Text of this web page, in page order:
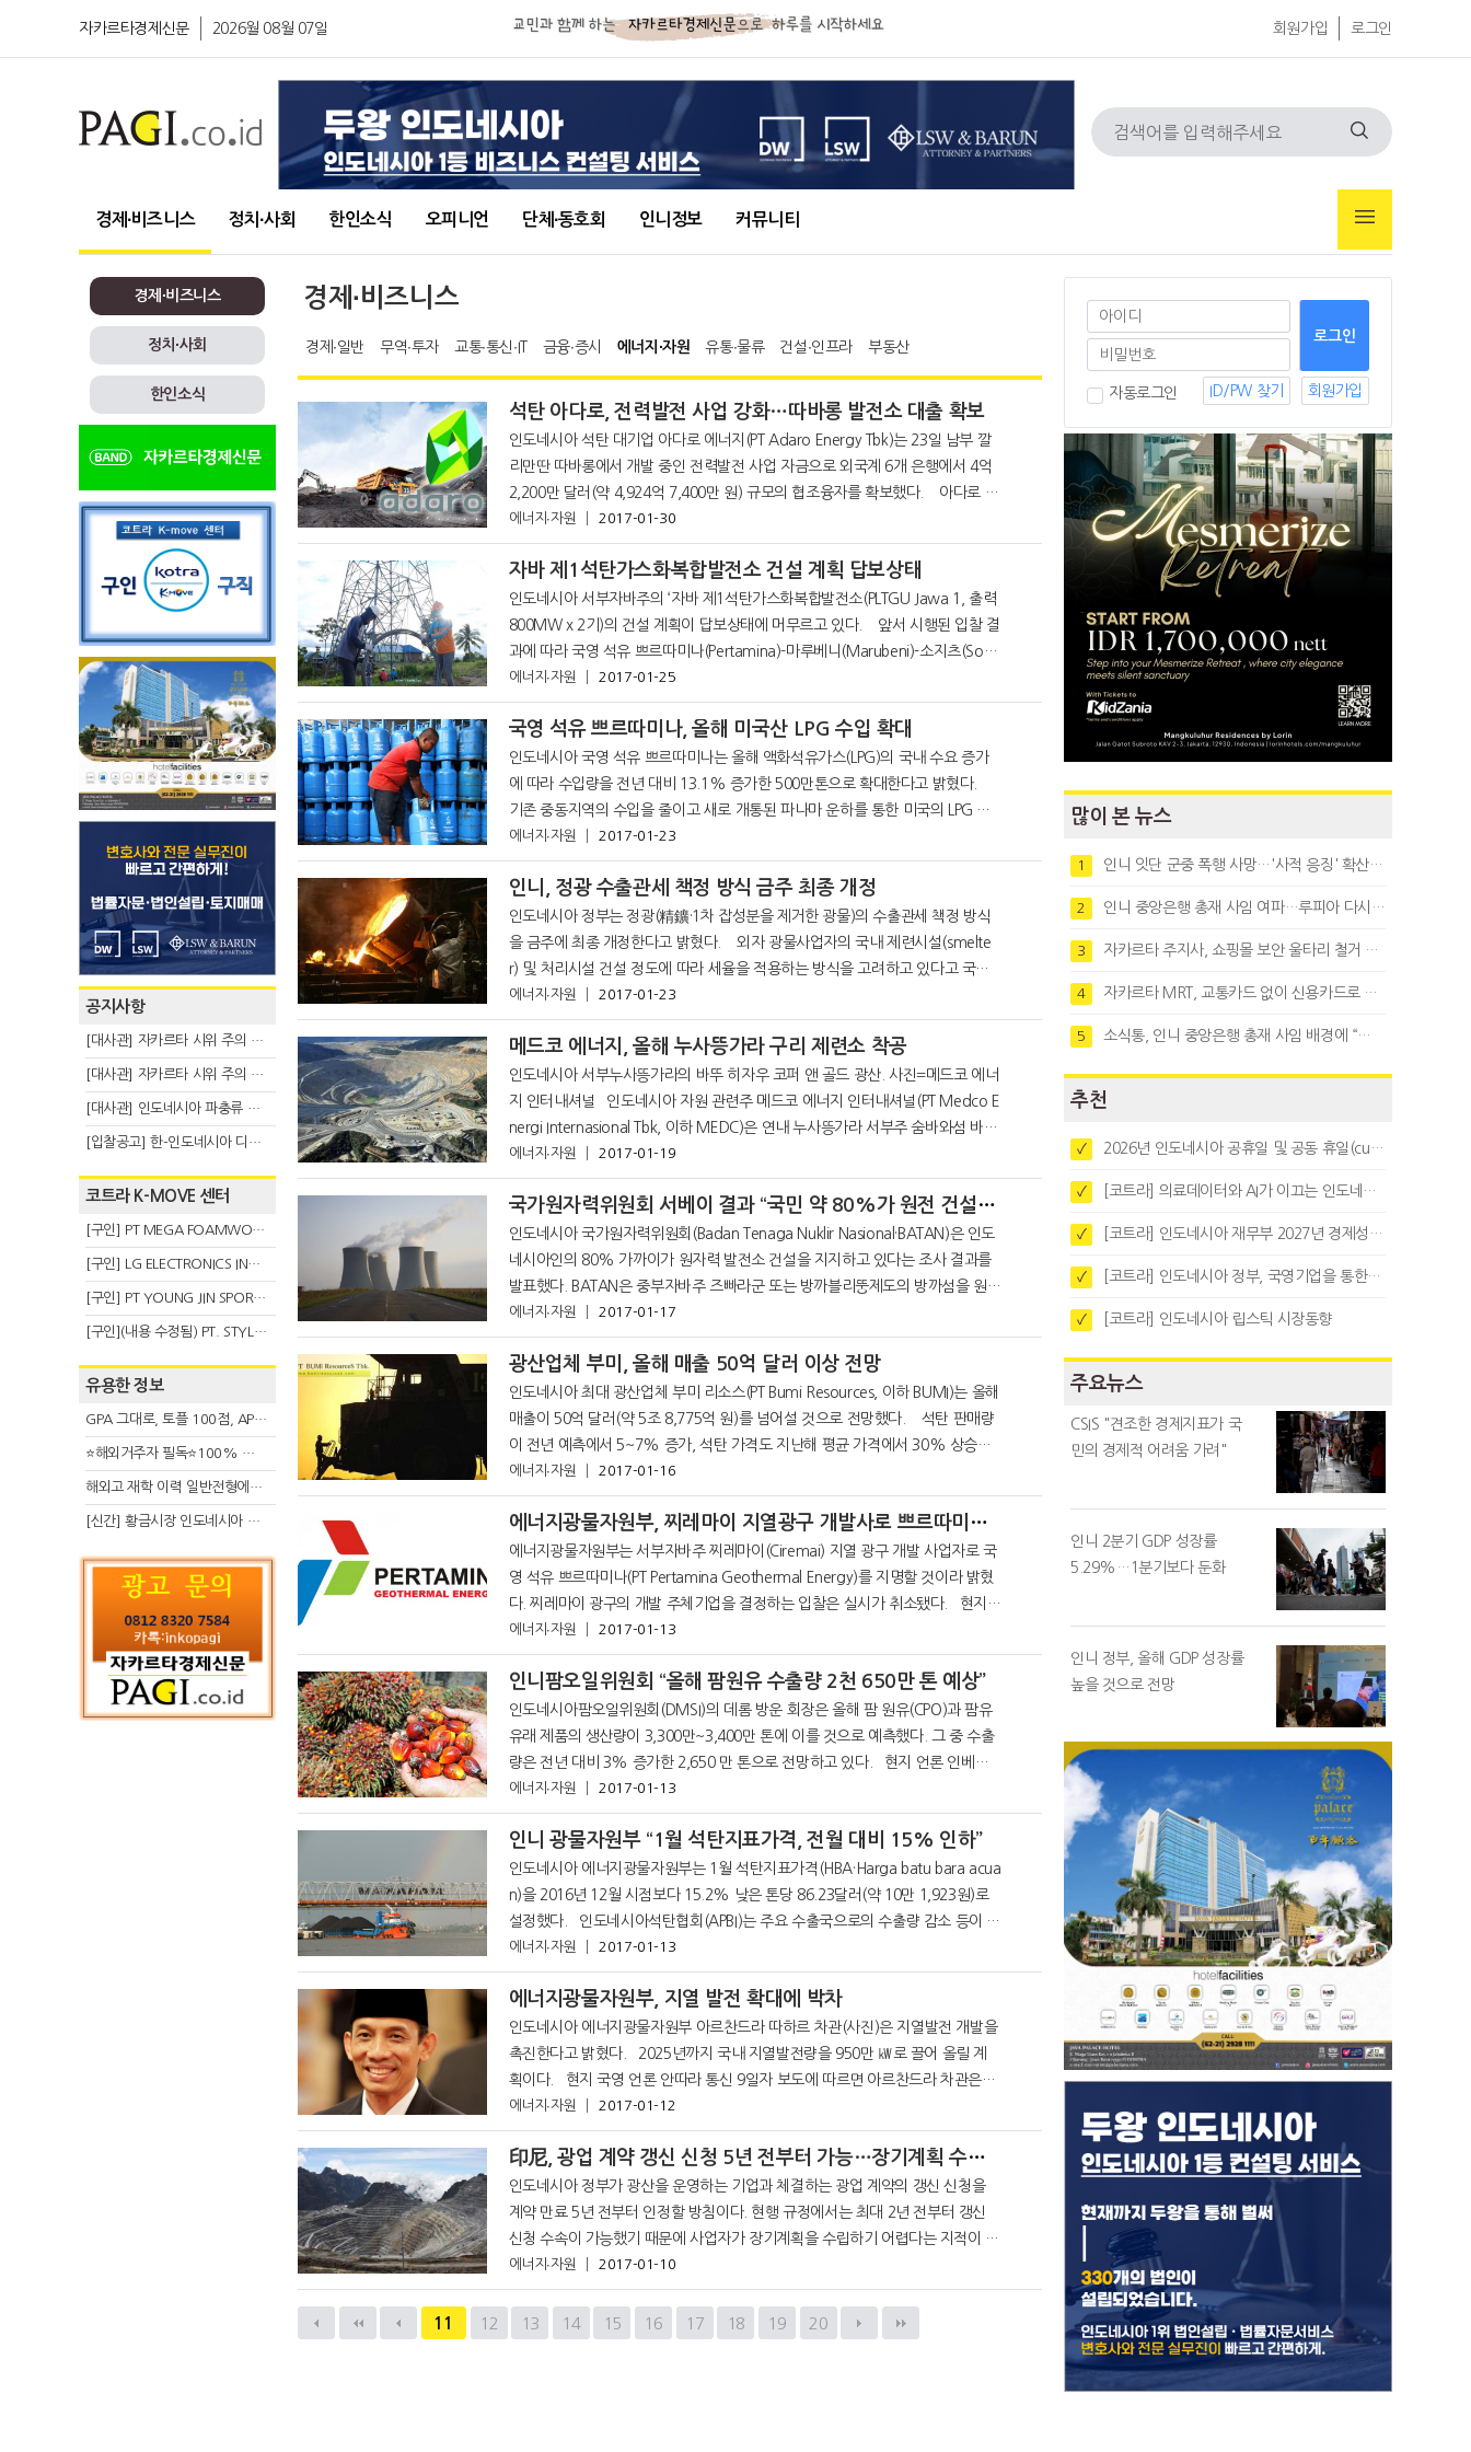
자카르타경제신문 2026월 08월 07일 회원가입 로그인
경제∙비즈니스 정치∙사회 한인소식 오피니언 단체∙동호회 인니정보 커뮤니티
경제∙비즈니스
정치∙사회
한인소식
공지사항
[대사관] 자카르타 시위 주의 안내(8.6)
[대사관] 자카르타 시위 주의 안내(8.3)
[대사관] 인도네시아 파충류 불법 반출 주의 (7.29)
[입찰공고] 한-인도네시아 디지털융복합 탈 전시회
코트라 K-MOVE 센터
[구인] PT MEGA FOAMWORKS INDONESIA
[구인] LG ELECTRONICS INDONESIA
[구인] PT YOUNG JIN SPORT INDONESIA
[구인](내용 수정됨) PT. STYLE KOREAN INDONESIA (스타일 코리안 인도네시아)
유용한 정보
GPA 그대로, 토플 100점, AP 막막 — 원인은 하나입니다
⭐해외거주자 필독⭐100% 온라인 마지막 한국어교원 2급 추가모집 (~8/2)
해외고 재학 이력 일반전형에서 분명한 입시 강점 살리는 전략
[신간] 황금시장 인도네시아 슈퍼리치의 성공 수업
경제∙비즈니스
경제∙일반 무역∙투자 교통∙통신∙IT 금융∙증시 에너지∙자원 유통∙물류 건설∙인프라 부동산
석탄 아다로, 전력발전 사업 강화…따바롱 발전소 대출 확보
인도네시아 석탄 대기업 아다로 에너지(PT Adaro Energy Tbk)는 23일 남부 깔
리만딴 따바롱에서 개발 중인 전력발전 사업 자금으로 외국계 6개 은행에서 4억
2,200만 달러(약 4,924억 7,400만 원) 규모의 협조융자를 확보했다. 아다로 에
너지는 사업 다각화의 일환으로 전력발전 사업 강화 계획을 추진
에너지∙자원 2017-01-30
자바 제1석탄가스화복합발전소 건설 계획 답보상태
인도네시아 서부자바주의 ‘자바 제1석탄가스화복합발전소(PLTGU Jawa 1, 출력
800MW x 2기)의 건설 계획이 답보상태에 머무르고 있다. 앞서 시행된 입찰 결
과에 따라 국영 석유 쁘르따미나(Pertamina)-마루베니(Marubeni)-소지츠(Sojit
z) 컨소시엄이 해당 발전소의 건설·
에너지∙자원 2017-01-25
국영 석유 쁘르따미나, 올해 미국산 LPG 수입 확대
인도네시아 국영 석유 쁘르따미나는 올해 액화석유가스(LPG)의 국내 수요 증가
에 따라 수입량을 전년 대비 13.1% 증가한 500만톤으로 확대한다고 밝혔다.
기존 중동지역의 수입을 줄이고 새로 개통된 파나마 운하를 통한 미국의 LPG 수
입을 늘릴 방침이다. 현지 언론 비즈니스 인도네시아 18일자 보도에 따르
에너지∙자원 2017-01-23
인니, 정광 수출관세 책정 방식 금주 최종 개정
인도네시아 정부는 정광(精鑛·1차 잡성분을 제거한 광물)의 수출관세 책정 방식
을 금주에 최종 개정한다고 밝혔다. 외자 광물사업자의 국내 제련시설(smelte
r) 및 처리시설 건설 정도에 따라 세율을 적용하는 방식을 고려하고 있다고 국영
에너지∙자원 2017-01-23
메드코 에너지, 올해 누사뜽가라 구리 제련소 착공
인도네시아 서부누사뜽가라의 바뚜 히자우 코퍼 앤 골드 광산. 사진=메드코 에너
지 인터내셔널 인도네시아 자원 관련주 메드코 에너지 인터내셔널(PT Medco E
nergi Internasional Tbk, 이하 MEDC)은 연내 누사뜽가라 서부주 숨바와섬 바뚜
에너지∙자원 2017-01-19
국가원자력위원회 서베이 결과 “국민 약 80%가 원전 건설에 찬성”
인도네시아 국가원자력위원회(Badan Tenaga Nuklir Nasional·BATAN)은 인도
네시아인의 80% 가까이가 원자력 발전소 건설을 지지하고 있다는 조사 결과를
발표했다. BATAN은 중부자바주 즈빠라군 또는 방까블리뚱제도의 방까섬을 원전
건설 후보지로 꼽고 있다. 현지 언론에 따르면 이번 조사는
에너지∙자원 2017-01-17
광산업체 부미, 올해 매출 50억 달러 이상 전망
인도네시아 최대 광산업체 부미 리소스(PT Bumi Resources, 이하 BUMI)는 올해
매출이 50억 달러(약 5조 8,775억 원)를 넘어설 것으로 전망했다. 석탄 판매량
이 전년 예측에서 5~7% 증가, 석탄 가격도 지난해 평균 가격에서 30% 상승할
것으로 예상된다. 현지 언
에너지∙자원 2017-01-16
에너지광물자원부, 찌레마이 지열광구 개발사로 쁘르따미나 지명
에너지광물자원부는 서부자바주 찌레마이(Ciremai) 지열 광구 개발 사업자로 국
영 석유 쁘르따미나(PT Pertamina Geothermal Energy)를 지명할 것이라 밝혔
다. 찌레마이 광구의 개발 주체기업을 결정하는 입찰은 실시가 취소됐다. 현지
언론 뗌뽀 11일자 보도에 따르면 에너지광물자원부 신재생에너지국 지열과의 유
누
에너지∙자원 2017-01-13
인니팜오일위원회 “올해 팜원유 수출량 2천 650만 톤 예상”
인도네시아팜오일위원회(DMSI)의 데롬 방운 회장은 올해 팜 원유​​(CPO)과 팜유
유래 제품의 생산량이 3,300만~3,400만 톤에 이를 것으로 예측했다. 그 중 수출
량은 전년 대비 3% 증가한 2,650 만 톤으로 전망하고 있다. 현지 언론 인베스
톨데일리 11일자 보도에 따르면 데롬 회장은 “국내 바이오
에너지∙자원 2017-01-13
인니 광물자원부 “1월 석탄지표가격, 전월 대비 15% 인하”
인도네시아 에너지광물자원부는 1월 석탄지표가격(HBA·Harga batu bara acua
n)을 2016년 12월 시점보다 15.2% 낮은 톤당 86.23달러(약 10만 1,923원)로
설정했다. 인도네시아석탄협회(APBI)는 주요 수출국으로의 수출량 감소 등이 가
격 하락의 요인이 됐다고 보고 있다. 현지 언론 인베스
에너지∙자원 2017-01-13
에너지광물자원부, 지열 발전 확대에 박차
인도네시아 에너지광물자원부 아르찬드라 따하르 차관(사진)은 지열발전 개발을
촉진한다고 밝혔다. 2025년까지 국내 지열발전량을 950만 ㎾로 끌어 올릴 계
획이다. 현지 국영 언론 안따라 통신 9일자 보도에 따르면 아르찬드라 차관은
"지열 발전은 기저부하(날씨나 계절에 상관 없이 전력의 일정 부분을
에너지∙자원 2017-01-12
印尼, 광업 계약 갱신 신청 5년 전부터 가능…장기계획 수립 용이
인도네시아 정부가 광산을 운영하는 기업과 체결하는 광업 계약의 갱신 신청을
계약 만료 5년 전부터 인정할 방침이다. 현행 규정에서는 최대 2년 전부터 갱신
신청 수속이 가능했기 때문에 사업자가 장기계획을 수립하기 어렵다는 지적이 있
었다. 현지 언론 비즈니스인도네시아가 6일 보도에 따르면 정부는 정부령 ‘2014
에너지∙자원 2017-01-10
11 12 13 14 15 16 17 18 19 20
다음 맨끝
자동로그인 ID/PW 찾기 회원가입
많이 본 뉴스
1 인니 잇단 군중 폭행 사망…'사적 응징' 확산에 법치 우려
2 인니 중앙은행 총재 사임 여파…루피아 다시 1만8천대로 약세
3 자카르타 주지사, 쇼핑몰 보안 울타리 철거 요청…"치안 문제없다"
4 자카르타 MRT, 교통카드 없이 신용카드로 바로 탄다
5 소식통, 인니 중앙은행 총재 사임 배경에 “정부와 정책 갈등"
추천
✓ 2026년 인도네시아 공휴일 및 공동 휴일(cuti bersama)
✓ [코트라] 의료데이터와 AI가 이끄는 인도네시아 디지털 헬스케어 시장 트렌드
✓ [코트라] 인도네시아 재무부 2027년 경제성장 전망 및 목표 발표
✓ [코트라] 인도네시아 정부, 국영기업을 통한 석탄·팜유·합금철 수출 중앙집중화 추진
✓ [코트라] 인도네시아 립스틱 시장동향
주요뉴스
CSIS "견조한 경제지표가 국
민의 경제적 어려움 가려"
인니 2분기 GDP 성장률
5.29%…1분기보다 둔화
인니 정부, 올해 GDP 성장률
높을 것으로 전망